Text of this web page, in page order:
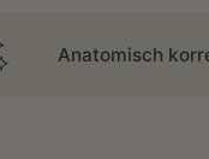
korrekt